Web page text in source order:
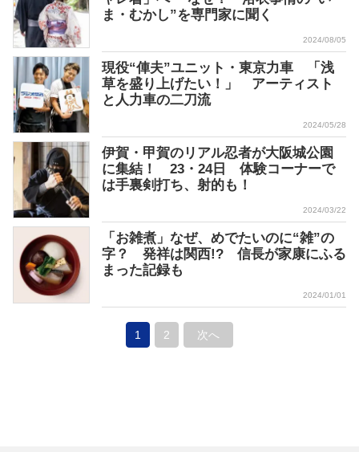
ま・むかし”を専門家に聞く
2024/08/05
現役“俥夫”ユニット・東京力車 「浅
草を盛り上げたい！」 アーティスト
と人力車の二刀流
2024/05/28
伊賀・甲賀のリアル忍者が大阪城公園
に集結！ 23・24日 体験コーナーで
は手裏剣打ち、射的も！
2024/03/22
「お雑煮」なぜ、めでたいのに“雑”の
字？ 発祥は関西!? 信長が家康にふる
まった記録も
2024/01/01
1 2 次へ